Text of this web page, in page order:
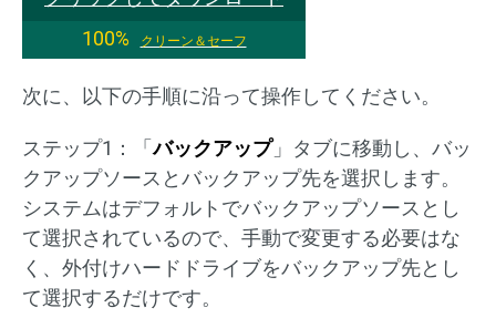
100%
クリーン＆セーフ
次に、以下の手順に沿って操作してください。
ステップ1：「バックアップ」タブに移動し、バッ
クアップソースとバックアップ先を選択します。
システムはデフォルトでバックアップソースとし
て選択されているので、手動で変更する必要はな
く、外付けハードドライブをバックアップ先とし
て選択するだけです。